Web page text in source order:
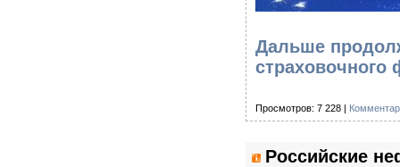
Дальше
Просмотров: 7 228 |
Российские